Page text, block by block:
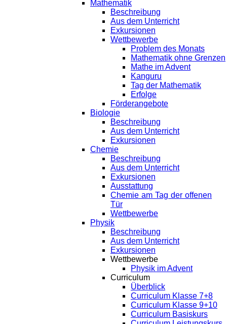
Mathematik
Beschreibung
Aus dem Unterricht
Exkursionen
Wettbewerbe
Problem des Monats
Mathematik ohne Grenzen
Mathe im Advent
Kanguru
Tag der Mathematik
Erfolge
Förderangebote
Biologie
Beschreibung
Aus dem Unterricht
Exkursionen
Chemie
Beschreibung
Aus dem Unterricht
Exkursionen
Ausstattung
Chemie am Tag der offenen
Tür
Wettbewerbe
Physik
Beschreibung
Aus dem Unterricht
Exkursionen
Wettbewerbe
Physik im Advent
Curriculum
Überblick
Curriculum Klasse 7+8
Curriculum Klasse 9+10
Curriculum Basiskurs